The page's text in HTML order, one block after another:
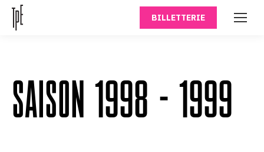
BILLETTERIE
SAISON 1998 – 1999